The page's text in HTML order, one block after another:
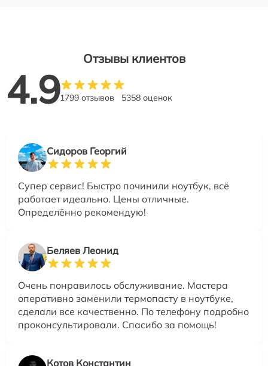
Отзывы клиентов
4.91799 отзывов 5358 оценок
Сидоров Георгий
Супер сервис! Быстро починили ноутбук, всё
работает идеально. Цены отличные.
Определённо рекомендую!
Беляев Леонид
Очень понравилось обслуживание. Мастера
оперативно заменили термопасту в ноутбуке,
сделали все качественно. По телефону подробно
проконсультировали. Спасибо за помощь!
Котов Константин